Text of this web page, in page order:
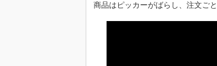
商品はピッカーがばらし、注文ご